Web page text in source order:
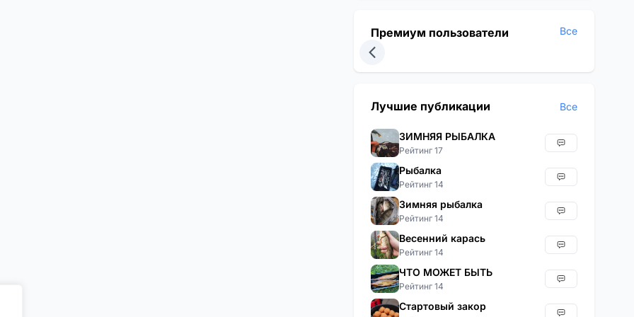
Премиум пользователи Все
Лучшие публикации Все
ЗИМНЯЯ РЫБАЛКА
Рейтинг 17
Рыбалка
Рейтинг 14
Зимняя рыбалка
Рейтинг 14
Весенний карась
Рейтинг 14
ЧТО МОЖЕТ БЫТЬ
Рейтинг 14
Стартовый закор